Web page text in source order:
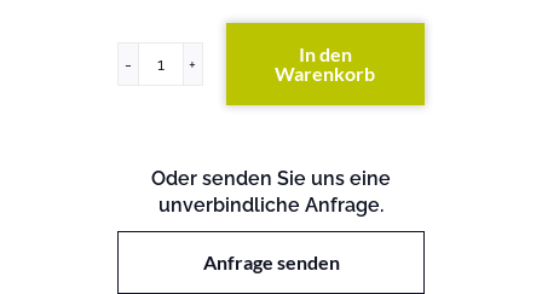
PowerEdge
In den
Warenkorb
Oder senden Sie uns eine
unverbindliche Anfrage.
Anfrage senden